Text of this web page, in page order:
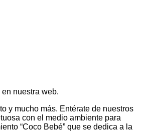
nuestra web.
y mucho más. Entérate de nuestros
con el medio ambiente para
“Coco Bebé” que se dedica a la